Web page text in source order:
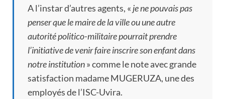
A l’instar d’autres agents, « je ne pouvais pas
penser que le maire de la ville ou une autre
autorité politico-militaire pourrait prendre
l’initiative de venir faire inscrire son enfant dans
notre institution» comme le note avec grande
satisfaction madame MUGERUZA, une des
employés de l’ISC-Uvira.